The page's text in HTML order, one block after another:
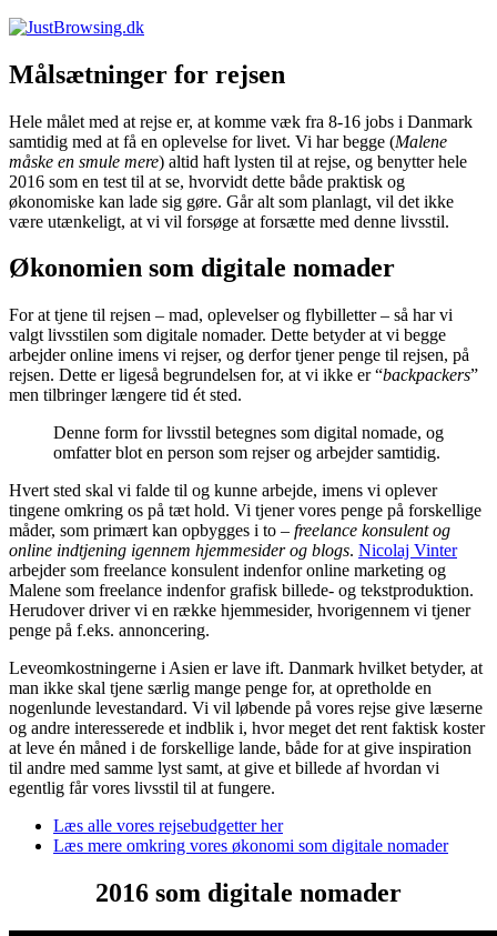
Målsætninger for rejsen
Hele målet med at rejse er, at komme væk fra 8-16 jobs i Danmark
samtidig med at få en oplevelse for livet. Vi har begge (Malene
måske en smule mere) altid haft lysten til at rejse, og benytter hele
2016 som en test til at se, hvorvidt dette både praktisk og
økonomiske kan lade sig gøre. Går alt som planlagt, vil det ikke
være utænkeligt, at vi vil forsøge at forsætte med denne livsstil.
Økonomien som digitale nomader
For at tjene til rejsen – mad, oplevelser og flybilletter – så har vi
valgt livsstilen som digitale nomader. Dette betyder at vi begge
arbejder online imens vi rejser, og derfor tjener penge til rejsen, på
rejsen. Dette er ligeså begrundelsen for, at vi ikke er “backpackers”
men tilbringer længere tid ét sted.
Denne form for livsstil betegnes som digital nomade, og
omfatter blot en person som rejser og arbejder samtidig.
Hvert sted skal vi falde til og kunne arbejde, imens vi oplever
tingene omkring os på tæt hold. Vi tjener vores penge på forskellige
måder, som primært kan opbygges i to – freelance konsulent og
online indtjening igennem hjemmesider og blogs. Nicolaj Vinter
arbejder som freelance konsulent indenfor online marketing og
Malene som freelance indenfor grafisk billede- og tekstproduktion.
Herudover driver vi en række hjemmesider, hvorigennem vi tjener
penge på f.eks. annoncering.
Leveomkostningerne i Asien er lave ift. Danmark hvilket betyder, at
man ikke skal tjene særlig mange penge for, at opretholde en
nogenlunde levestandard. Vi vil løbende på vores rejse give læserne
og andre interesserede et indblik i, hvor meget det rent faktisk koster
at leve én måned i de forskellige lande, både for at give inspiration
til andre med samme lyst samt, at give et billede af hvordan vi
egentlig får vores livsstil til at fungere.
Læs alle vores rejsebudgetter her
Læs mere omkring vores økonomi som digitale nomader
2016 som digitale nomader